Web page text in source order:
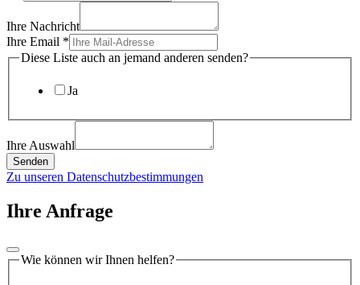
Ihre Nachricht
Ihre Email *
Diese Liste auch an jemand anderen senden?
Ja
Ihre Auswahl
Senden
Zu unseren Datenschutzbestimmungen
Ihre Anfrage
Wie können wir Ihnen helfen?